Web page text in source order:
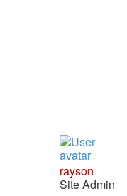
rayson
Site Admin